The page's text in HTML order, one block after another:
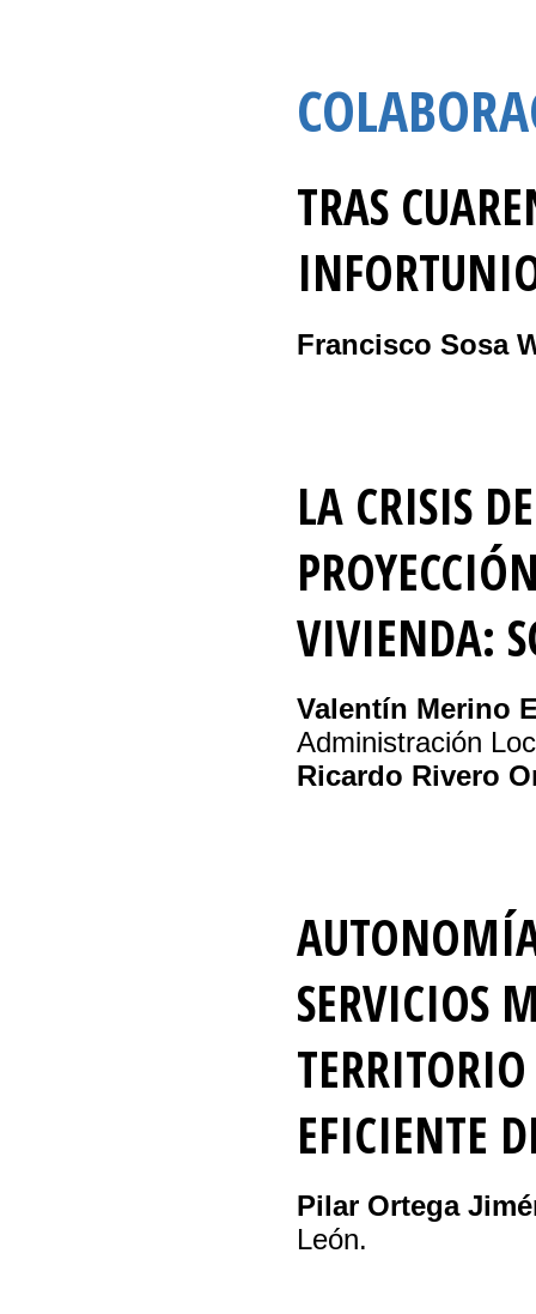
TRAS
Francisco Sosa
LA CRISIS
VIVIENDA:
Valentín Merino
Administración
Ricardo Rivero
SERVICIOS
EFICIENTE
Pilar Ortega
León.